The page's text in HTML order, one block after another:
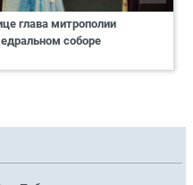
глава митрополии
соборе